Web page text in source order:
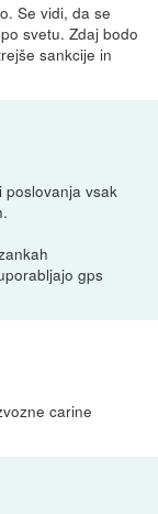
Se vidi, da se
svetu. Zdaj bodo
sankcije in
poslovanja vsak
gps
carine